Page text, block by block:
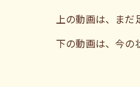
上の動画は、まだ
下の動画は、今の